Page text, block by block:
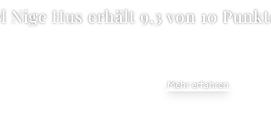
Nige Hus erhält 9,3 von 10
Mehr erfahren